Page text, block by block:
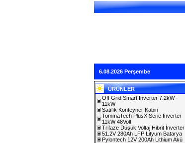
6.08.2026 Perşembe
ÜRÜNLER
Off Grid Smart Inverter 7.2kW -
11kW
Satılık Konteyner Kabin
TommaTech PlusX Serie Inverter
11kW 48Volt
Trifaze Düşük Voltaj Hibrit İnverter
51.2V 280Ah LFP Lityum Batarya
Pylontech 12V 200Ah Lithium Akü